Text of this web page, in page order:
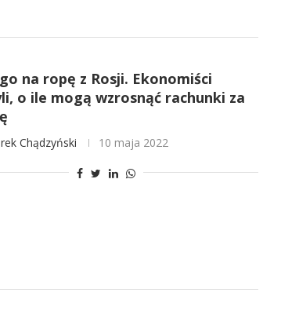
na ropę z Rosji. Ekonomiści
o ile mogą wzrosnąć rachunki za
Chądzyński 10 maja 2022